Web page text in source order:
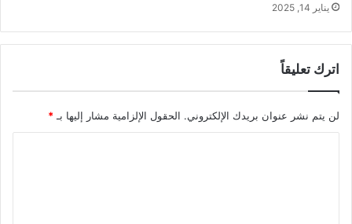
يناير 14, 2025
اترك تعليقاً
لن يتم نشر عنوان بريدك الإلكتروني. الحقول الإلزامية مشار إليها بـ*